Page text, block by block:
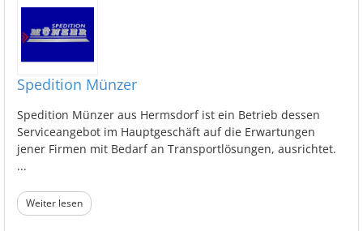
Spedition Münzer
Spedition Münzer aus Hermsdorf ist ein Betrieb dessen
Serviceangebot im Hauptgeschäft auf die Erwartungen
jener Firmen mit Bedarf an Transportlösungen, ausrichtet.
...
Weiter lesen